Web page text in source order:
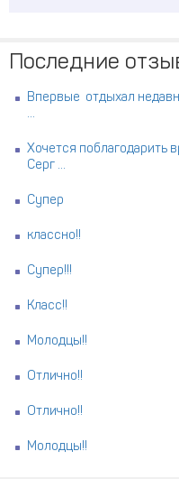
Последние
Впервые отдыхал
...
Хочется поблагодарить
Серг ...
Супер
классно!!
Супер!!!
Класс!!
Молодцы!!
Отлично!!
Отлично!!
Молодцы!!